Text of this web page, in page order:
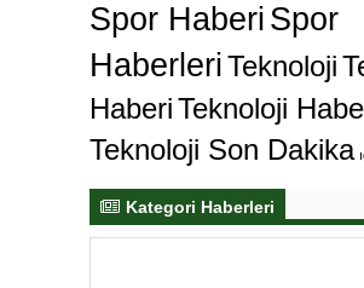
Spor Haberi Spor
HaberleriTeknoloji
HaberiTeknoloji
Teknoloji Son Dakika
Kategori Haberleri